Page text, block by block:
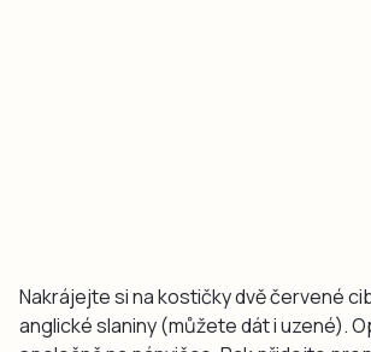
Nakrájejte si na kostičky dvě červené
anglické slaniny (můžete dát i uzené).